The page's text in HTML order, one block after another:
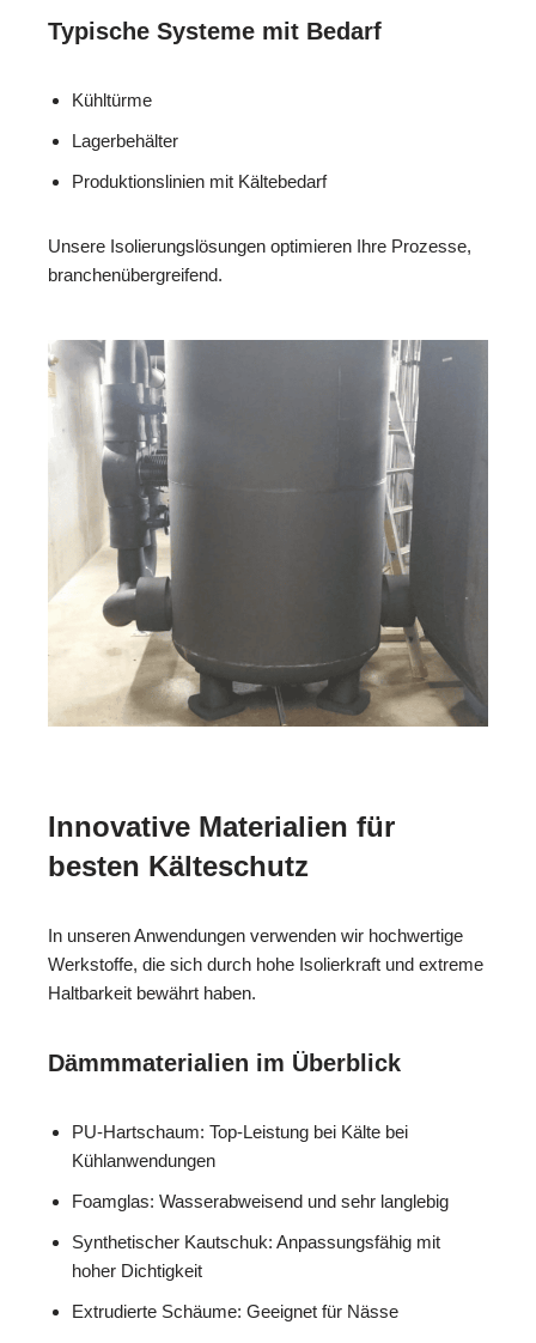
Typische Systeme mit Bedarf
Kühltürme
Lagerbehälter
Produktionslinien mit Kältebedarf
Unsere Isolierungslösungen optimieren Ihre Prozesse,
branchenübergreifend.
Innovative Materialien für
besten Kälteschutz
In unseren Anwendungen verwenden wir hochwertige
Werkstoffe, die sich durch hohe Isolierkraft und extreme
Haltbarkeit bewährt haben.
Dämmmaterialien im Überblick
PU-Hartschaum: Top-Leistung bei Kälte bei
Kühlanwendungen
Foamglas: Wasserabweisend und sehr langlebig
Synthetischer Kautschuk: Anpassungsfähig mit
hoher Dichtigkeit
Extrudierte Schäume: Geeignet für Nässe